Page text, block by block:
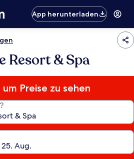
App herunterladen
Resort & Spa
Preise zu sehen